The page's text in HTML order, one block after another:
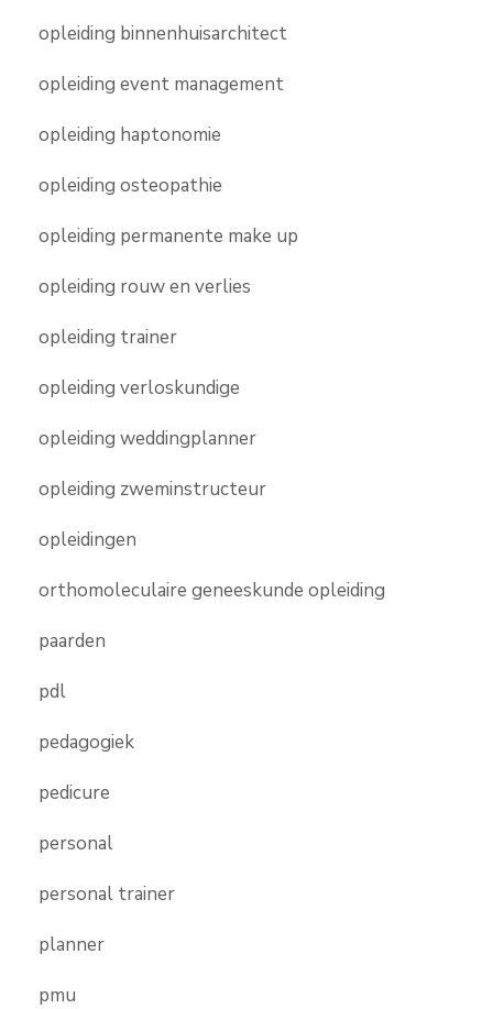
opleiding binnenhuisarchitect
opleiding event management
opleiding haptonomie
opleiding osteopathie
opleiding permanente make up
opleiding rouw en verlies
opleiding trainer
opleiding verloskundige
opleiding weddingplanner
opleiding zweminstructeur
opleidingen
orthomoleculaire geneeskunde opleiding
paarden
pdl
pedagogiek
pedicure
personal
personal trainer
planner
pmu